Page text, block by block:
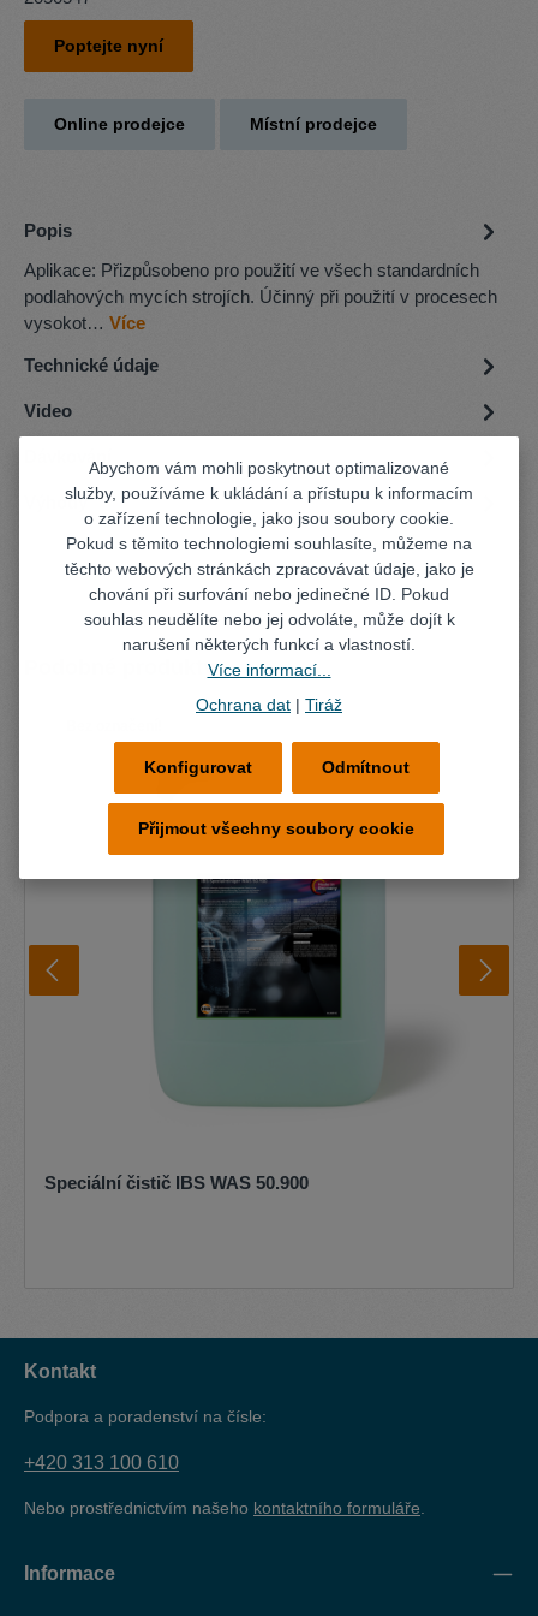
Poptejte nyní
Online prodejce Místní prodejce
Popis
Aplikace: Přizpůsobeno pro použití ve všech standardních
podlahových mycích strojích. Účinný při použití v procesech
vysokot… Více
Technické údaje
Video
Výhody
Přeskočit galerii produktů
Podobné produkty
Speciální čistič IBS WAS 50.900
Kontakt
Podpora a poradenství na čísle:
+420 313 100 610
Nebo prostřednictvím našeho kontaktního formuláře
Informace
Abychom vám mohli poskytnout optimalizované
služby, používáme k ukládání a přístupu k informacím
o zařízení technologie, jako jsou soubory cookie.
Pokud s těmito technologiemi souhlasíte, můžeme na
těchto webových stránkách zpracovávat údaje, jako je
chování při surfování nebo jedinečné ID. Pokud
souhlas neudělíte nebo jej odvoláte, může dojít k
narušení některých funkcí a vlastností.
Více informací...
Ochrana dat | Tiráž
Odmítnout
Konfigurovat
Přijmout všechny soubory cookie